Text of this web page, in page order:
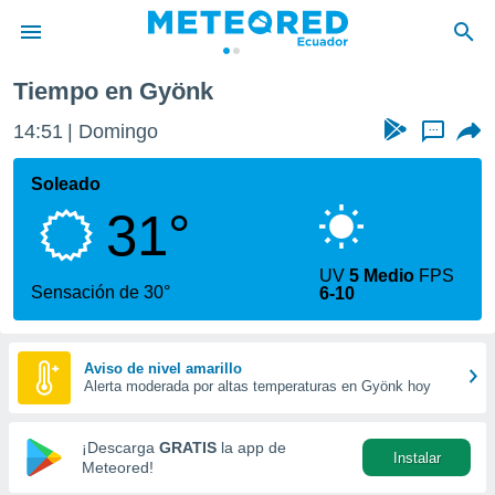
de
ha
calidad.
a este
las
y
forma
digital
basada
Tiempo en Gyönk
14:51 Domingo ...
Soleado
31°
Sensación de 30°
UV5 Medio FPS
6-10
Aviso de nivel amarillo
Alerta moderada por altas temperaturas en Gyönk hoy
¡Descarga GRATIS la app de
Meteored!
Instalar